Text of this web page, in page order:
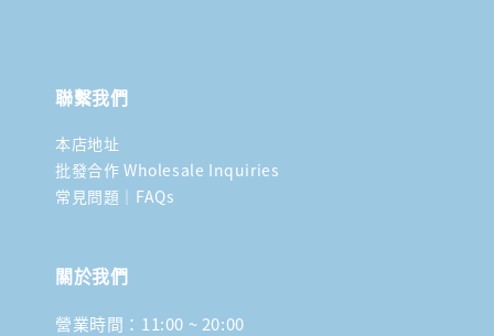
聯繫我們
本店地址
批發合作 Wholesale Inquiries
常見問題｜FAQs
關於我們
營業時間：11:00 ~ 20:00